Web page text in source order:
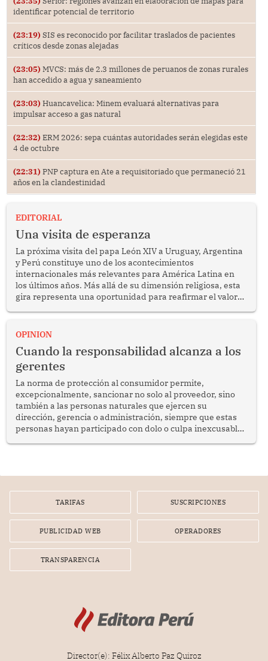
identificar potencial de territorio
(23:19) SIS es reconocido por facilitar traslados de pacientes
críticos desde zonas alejadas
(23:05) MVCS: más de 2.3 millones de peruanos de zonas rurales
han accedido a agua y saneamiento
(23:03) Huancavelica: Minem evaluará alternativas para
impulsar acceso a gas natural
(22:32) ERM 2026: sepa cuántas autoridades serán elegidas este
4 de octubre
(22:31) PNP captura en Ate a requisitoriado que permaneció 21
años en la clandestinidad
EDITORIAL
Una visita de esperanza
La próxima visita del papa León XIV a Uruguay, Argentina
y Perú constituye uno de los acontecimientos
internacionales más relevantes para América Latina en
los últimos años. Más allá de su dimensión religiosa, esta
gira representa una oportunidad para reafirmar el valor
enfrenta desafíos en materia de desarrollo, cohesión
OPINION
Cuando la responsabilidad alcanza a los
gerentes
La norma de protección al consumidor permite,
excepcionalmente, sancionar no solo al proveedor, sino
también a las personas naturales que ejercen su
dirección, gerencia o administración, siempre que estas
personas hayan participado con dolo o culpa inexcusable
por la frustrada realización de un meet and greet con
TARIFAS SUSCRIPCIONES
PUBLICIDAD WEB OPERADORES
TRANSPARENCIA
Director(e): Félix Alberto Paz Quiroz